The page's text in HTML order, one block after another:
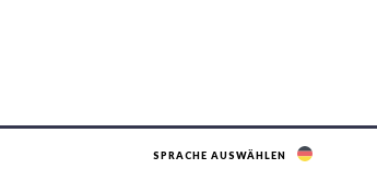
SPRACHE AUSWÄHLEN